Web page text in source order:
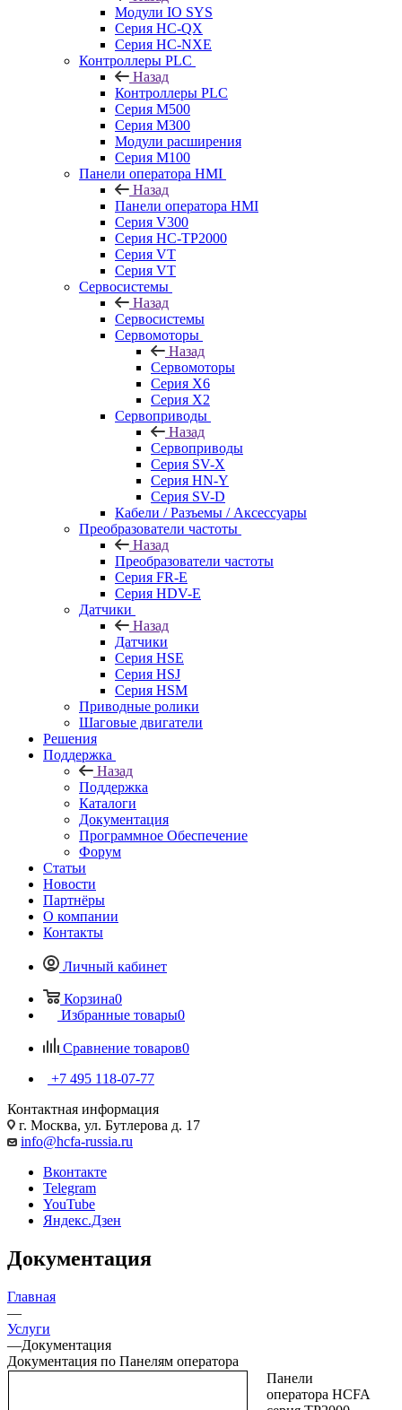
Модули IO SYS
Серия HC-QX
Серия HC-NXE
Контроллеры PLC
Назад
Контроллеры PLC
Серия M500
Серия M300
Модули расширения
Серия M100
Панели оператора HMI
Назад
Панели оператора HMI
Серия V300
Серия HC-TP2000
Серия VT
Серия VT
Сервосистемы
Назад
Сервосистемы
Сервомоторы
Назад
Сервомоторы
Серия X6
Серия X2
Сервоприводы
Назад
Сервоприводы
Серия SV-X
Серия HN-Y
Серия SV-D
Кабели / Разъемы / Аксессуары
Преобразователи частоты
Назад
Преобразователи частоты
Серия FR-E
Серия HDV-E
Датчики
Назад
Датчики
Серия HSE
Серия HSJ
Серия HSM
Приводные ролики
Шаговые двигатели
Решения
Поддержка
Назад
Поддержка
Каталоги
Документация
Программное Обеспечение
Форум
Статьи
Новости
Партнёры
О компании
Контакты
Личный кабинет
Корзина0
Избранные товары0
Сравнение товаров0
+7 495 118-07-77
Контактная информация
г. Москва, ул. Бутлерова д. 17
info@hcfa-russia.ru
Вконтакте
Telegram
YouTube
Яндекс.Дзен
Документация
Главная
—
Услуги
—Документация
Документация по Панелям оператора
Панели
оператора HCFA